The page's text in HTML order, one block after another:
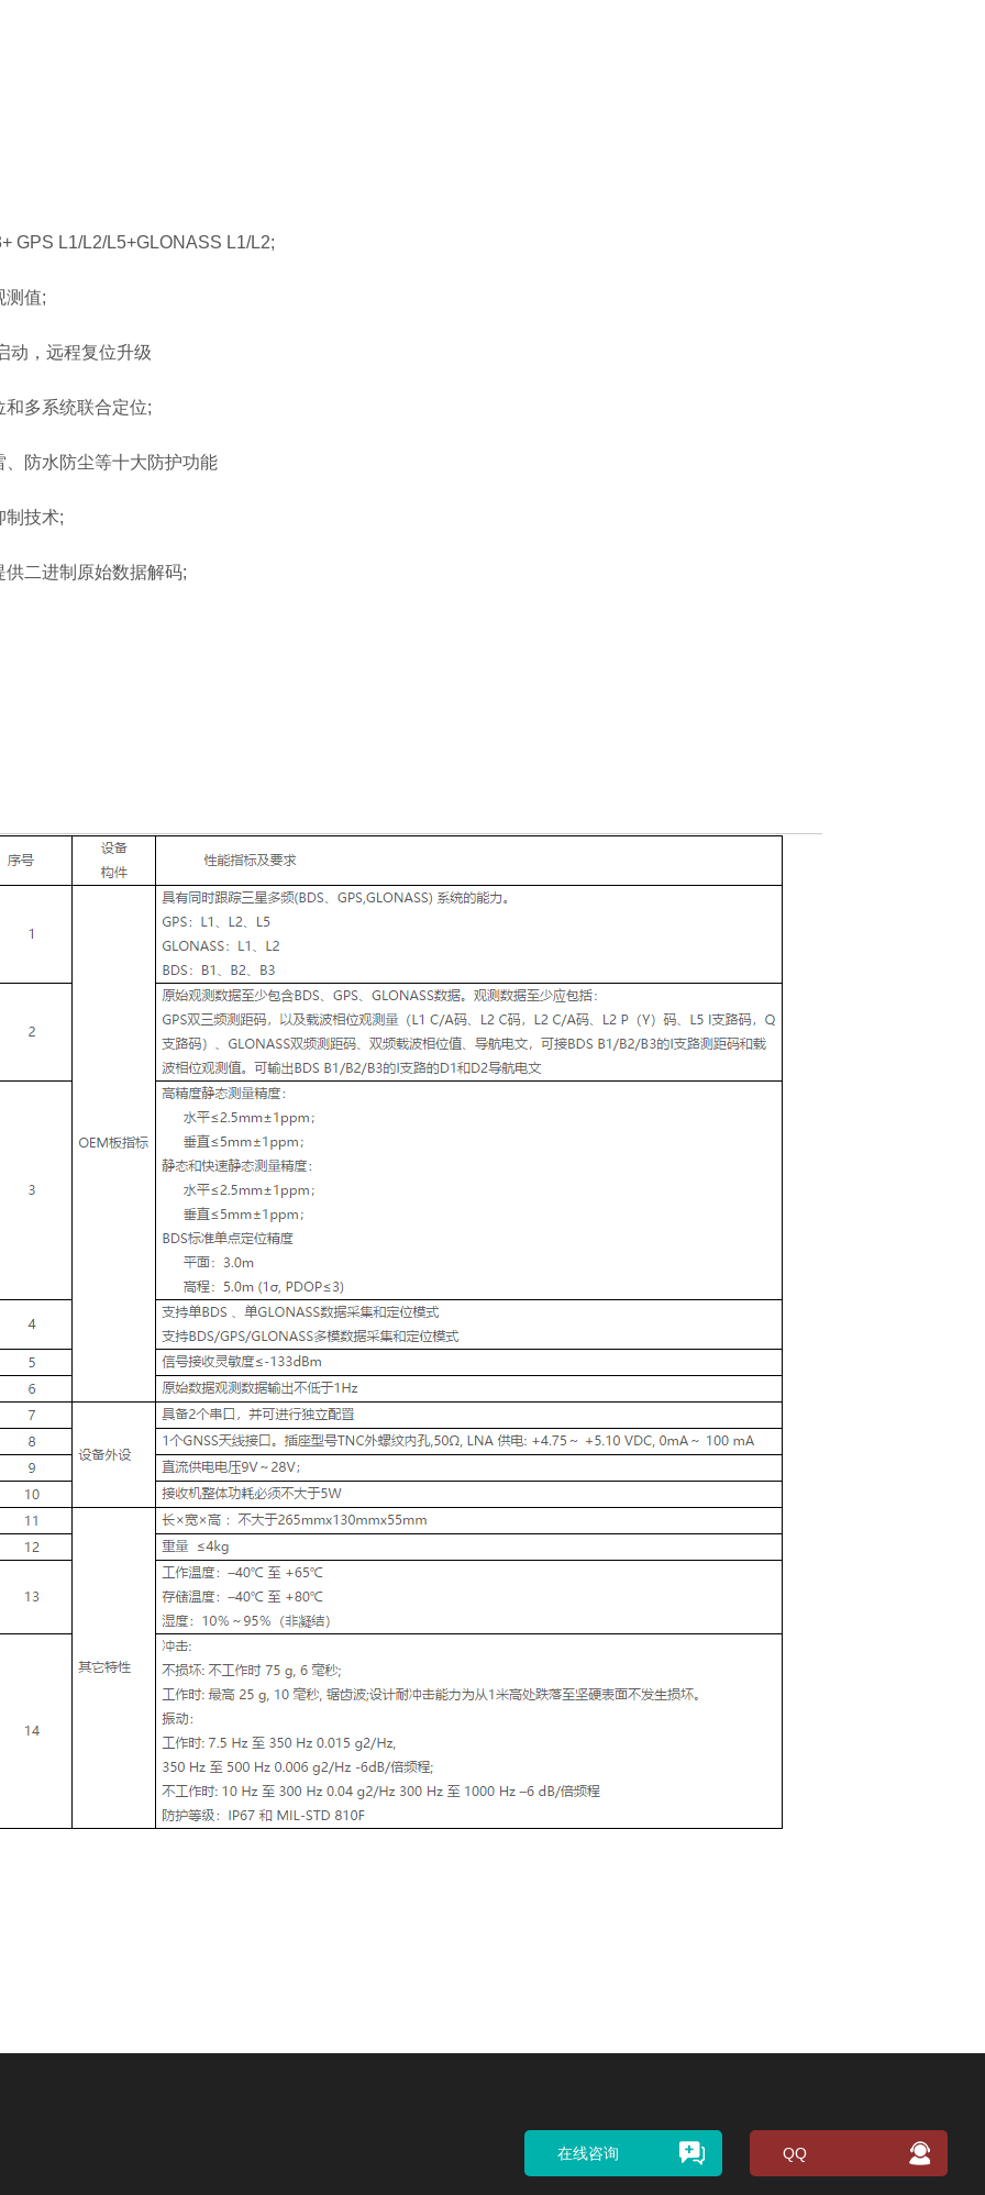
GPS L1/L2/L5+GLONASS L1/L2;
测值;
动，远程复位升级
多系统联合定位;
防水防尘等十大防护功能
制技术;
二进制原始数据解码;
在线咨询 QQ